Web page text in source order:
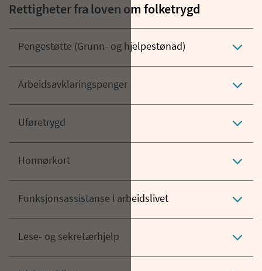
Rettigheter fra loven om folketrygd
Pengestøtte (Grunn- og hjelpestønad)
Arbeidsavklaringspenger
Uføretrygd
Honnørkort
Funksjonsassistanse i arbeidslivet
Lese- og sekretærhjelp